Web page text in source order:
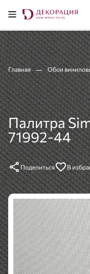
Главная Обои
Палитра
71992-44
Поделиться В